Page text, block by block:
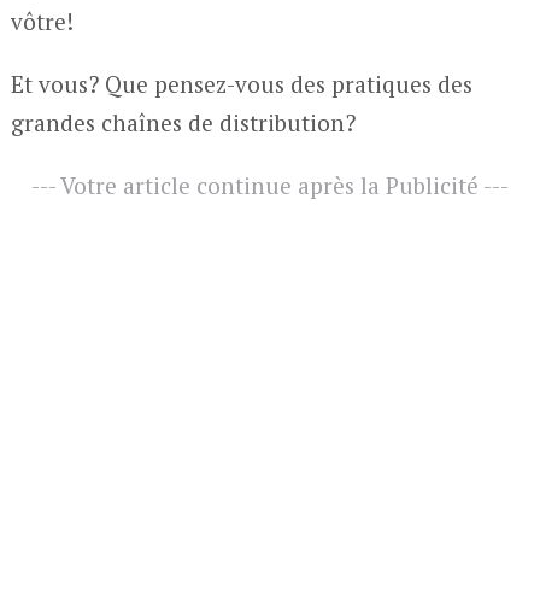
vôtre!
Et vous? Que pensez-vous des pratiques des
grandes chaînes de distribution?
--- Votre article continue après la Publicité ---